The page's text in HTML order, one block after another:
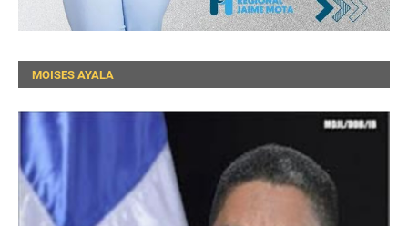
MOISES AYALA